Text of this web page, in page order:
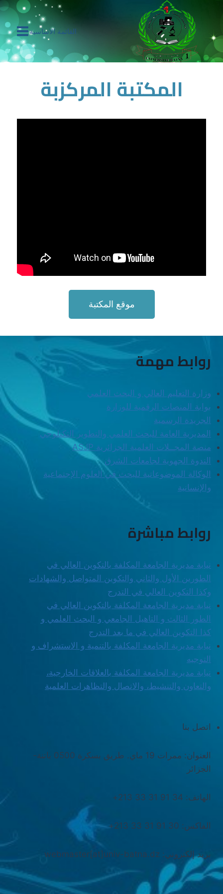
القائمة الاساسية
المكتبة المركزبة
موقع المكتبة
روابط مهمة
وزارة التعليم العالي و البحث العلمي
بوابة المنصات الرقمية للوزارة
الجريدة الرسمية
المديرية العامة للبحث العلمي والتطوير التكنلوجي
منصة المجــلات العلمية الجزائرية ASJP
الندوة الجهوية لجامعات الشرق
الوكالة الموضوعاتية للبحث في العلوم الإجتماعية
والإنسانية
روابط مباشرة
نيابة مديرية الجامعة المكلفة بالتكوين العالي في
الطورين الأول والثاني والتكوين المتواصل والشهادات
وكذا التكوين العالي في التدرج
نيابة مديرية الجامعة المكلفة بالتكوين العالي في
الطور الثالث و التاهيل الجامعي و البحث العلمي و
كذا التكوين العالي في ما بعد التدرج
نيابة مديرية الجامعة المكلفة بالتنمية و الاستشراف و
التوجيه
نيابة مديرية الجامعة المكلفة بالعلاقات الخارجية،
والتعاون والتنشيط، والاتصال والتظاهرات العلمية
اتصل بنا
العنوان: ممرات 19 ماي. طريق بسكرة 0500 باتنة-
الجزائر
الهاتف: 34 91 31 33 213+
الفاكس: 30 91 31 33 213+
بريد إلكتروني: webmaster[at]univ-batna.dz